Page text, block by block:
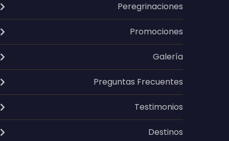
Peregrinaciones
Promociones
Galería
Preguntas Frecuentes
Testimonios
Destinos